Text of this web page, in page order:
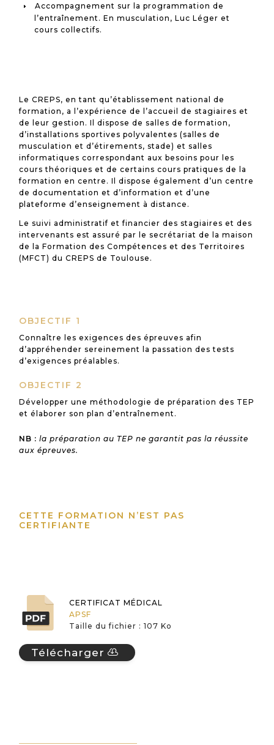
Accompagnement sur la programmation de
l’entraînement. En musculation, Luc Léger et
cours collectifs.
Le CREPS, en tant qu’établissement national de
formation, a l’expérience de l’accueil de stagiaires et
de leur gestion. Il dispose de salles de formation,
d’installations sportives polyvalentes (salles de
musculation et d’étirements, stade) et salles
informatiques correspondant aux besoins pour les
cours théoriques et de certains cours pratiques de la
formation en centre. Il dispose également d’un centre
de documentation et d’information et d’une
plateforme d’enseignement à distance.
Le suivi administratif et financier des stagiaires et des
intervenants est assuré par le secrétariat de la maison
de la Formation des Compétences et des Territoires
(MFCT) du CREPS de Toulouse.
OBJECTIF 1
Connaître les exigences des épreuves afin
d’appréhender sereinement la passation des tests
d’exigences préalables.
OBJECTIF 2
Développer une méthodologie de préparation des TEP
et élaborer son plan d’entraînement.
NB : la préparation au TEP ne garantit pas la réussite
aux épreuves.
CETTE FORMATION N’EST PAS
CERTIFIANTE
CERTIFICAT MÉDICAL
APSF
Taille du fichier : 107 Ko
Télécharger